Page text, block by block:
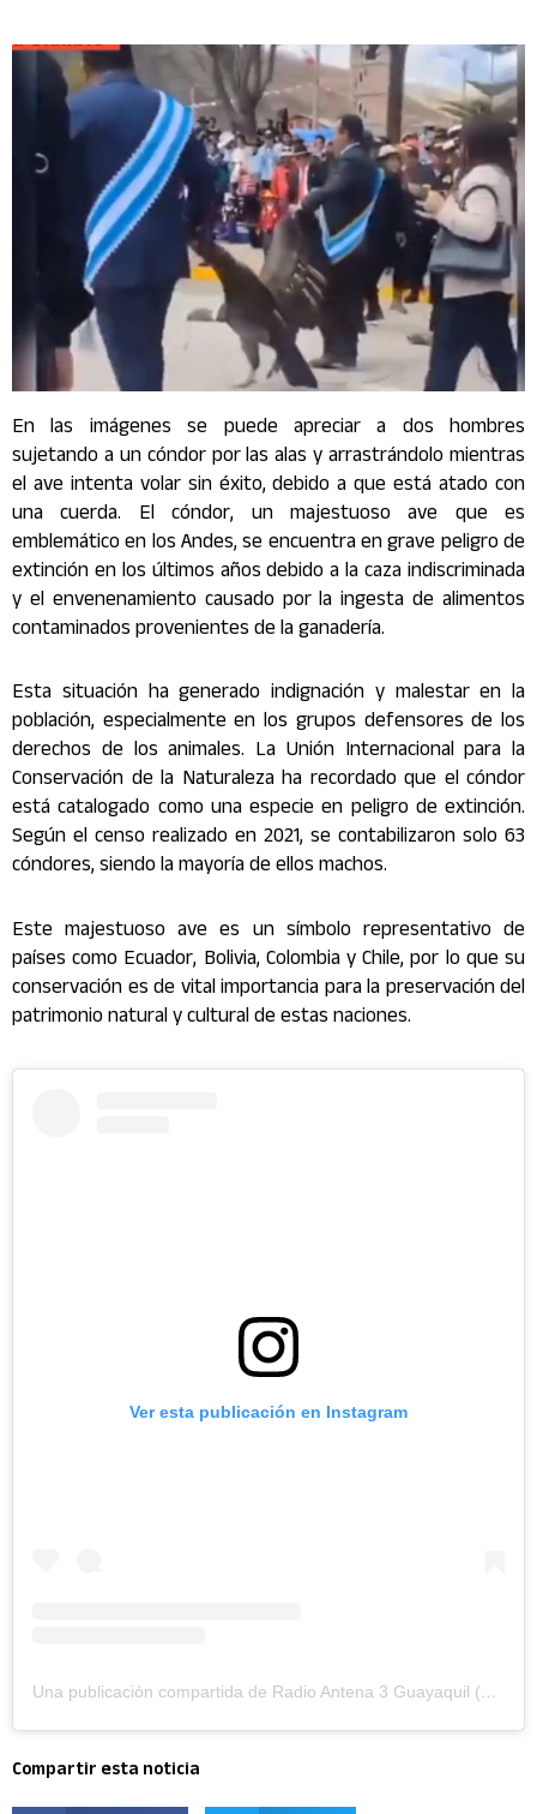
En las imágenes se puede apreciar a dos hombres
sujetando a un cóndor por las alas y arrastrándolo mientras
el ave intenta volar sin éxito, debido a que está atado con
una cuerda. El cóndor, un majestuoso ave que es
emblemático en los Andes, se encuentra en grave peligro de
extinción en los últimos años debido a la caza indiscriminada
y el envenenamiento causado por la ingesta de alimentos
contaminados provenientes de la ganadería.
Esta situación ha generado indignación y malestar en la
población, especialmente en los grupos defensores de los
derechos de los animales. La Unión Internacional para la
Conservación de la Naturaleza ha recordado que el cóndor
está catalogado como una especie en peligro de extinción.
Según el censo realizado en 2021, se contabilizaron solo 63
cóndores, siendo la mayoría de ellos machos.
Este majestuoso ave es un símbolo representativo de
países como Ecuador, Bolivia, Colombia y Chile, por lo que su
conservación es de vital importancia para la preservación del
patrimonio natural y cultural de estas naciones.
Ver esta publicación en Instagram
Una publicación compartida de Radio Antena 3 Guayaquil (@antena3ecuador)
Compartir esta noticia